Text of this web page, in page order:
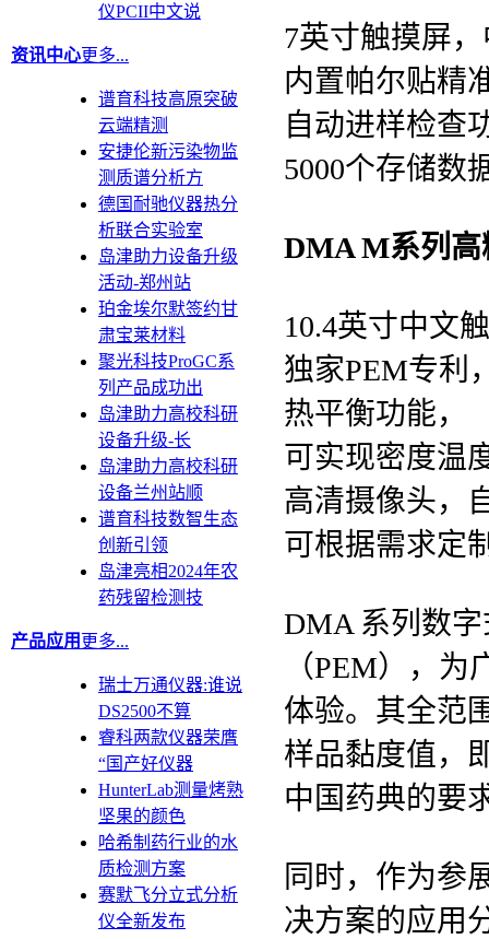
仪PCII中文说
资讯中心更多...
谱育科技高原突破
云端精测
安捷伦新污染物监
测质谱分析方
德国耐驰仪器热分
析联合实验室
岛津助力设备升级
活动-郑州站
珀金埃尔默签约甘
肃宝莱材料
聚光科技ProGC系
列产品成功出
岛津助力高校科研
设备升级-长
岛津助力高校科研
设备兰州站顺
谱育科技数智生态
创新引领
岛津亮相2024年农
药残留检测技
产品应用 更多...
瑞士万通仪器:谁说
DS2500不算
睿科两款仪器荣膺
“国产好仪器
HunterLab测量烤熟
坚果的颜色
哈希制药行业的水
质检测方案
赛默飞分立式分析
仪全新发布
7英寸触摸屏
内置帕尔贴精
自动进样检查
5000个存储数
DMA M系列
10.4英寸中文
独家PEM专利
热平衡功能，
可实现密度温
高清摄像头，
可根据需求定
DMA 系列数
（PEM），
体验。其全范
样品黏度值，
中国药典的要
同时，作为参
决方案的应用